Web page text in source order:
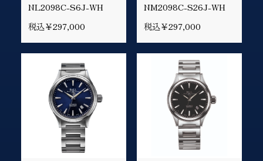
NL2098C-S6J-WH
税込￥297,000
NM2098C-S26J-WH
税込￥297,000